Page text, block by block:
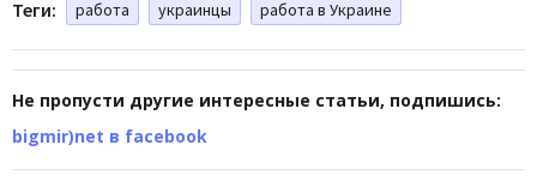
Теги: работа украинцы работа в Украине
Не пропусти другие интересные статьи, подпишись:
bigmir)net в facebook